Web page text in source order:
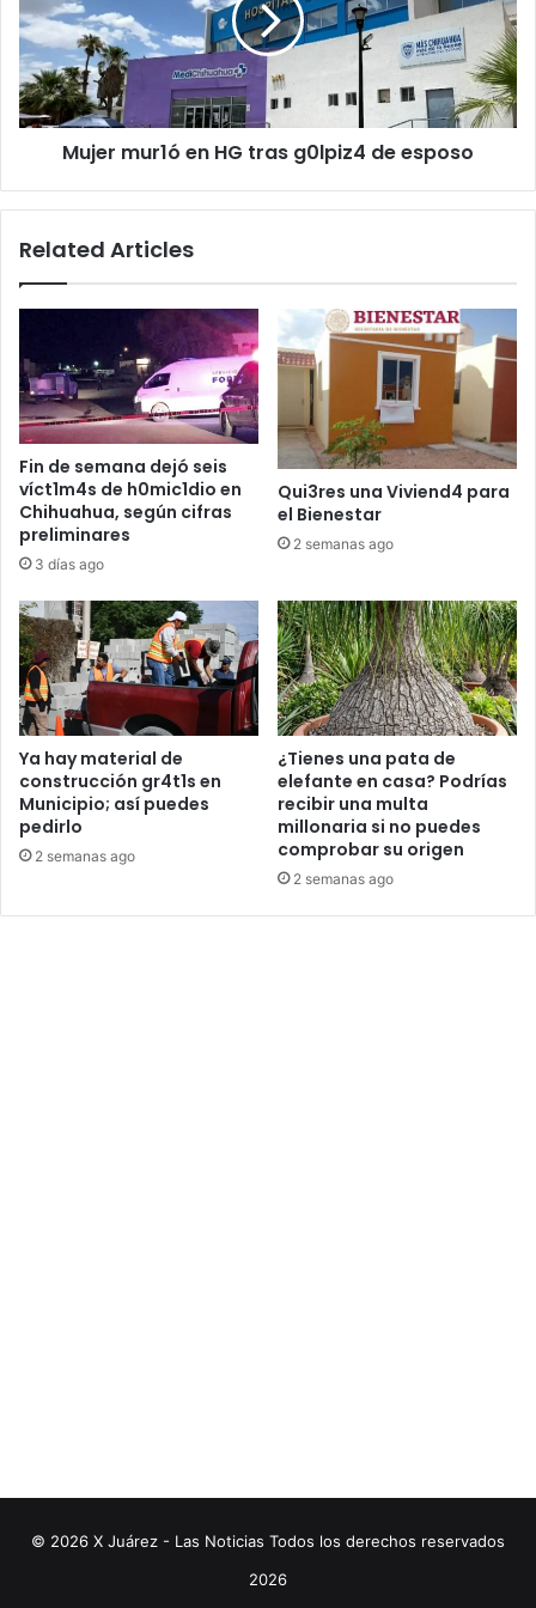
tras
g0lpiz4
de
esposo
Mujer mur1ó en HG tras g0lpiz4 de esposo
Related Articles
Fin de semana dejó seis
víct1m4s de h0mic1dio en
Chihuahua, según cifras
preliminares
3 días ago
Qui3res una Viviend4 para
el Bienestar
2 semanas ago
Ya hay material de
construcción gr4t1s en
Municipio; así puedes
pedirlo
2 semanas ago
¿Tienes una pata de
elefante en casa? Podrías
recibir una multa
millonaria si no puedes
comprobar su origen
2 semanas ago
© 2026 X Juárez - Las Noticias Todos los derechos reservados
2026